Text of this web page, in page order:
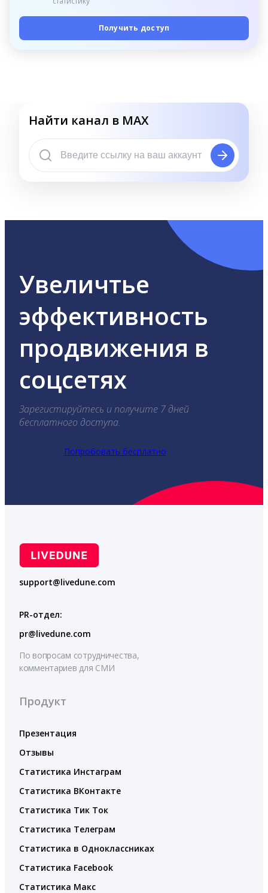
Получить доступ
Найти канал в MAX
Увеличтье
эффективность
продвижения в
соцсетях
Зарегистируйтесь и получите 7 дней
бесплатного доступа.
Попробовать бесплатно
support@livedune.com
PR-отдел:
pr@livedune.com
По вопросам сотрудничества,
комментариев для СМИ
Продукт
Презентация
Отзывы
Статистика Инстаграм
Статистика ВКонтакте
Статистика Тик Ток
Статистика Телеграм
Статистика в Одноклассниках
Статистика Facebook
Статистика Макс